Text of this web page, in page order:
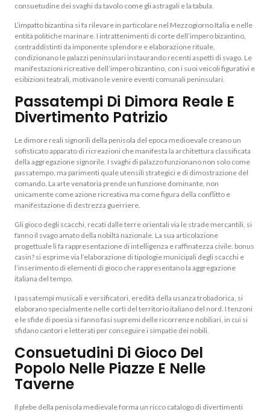
consuetudine dei svaghi da tavolo come gli astragali e la tabula.
L’impatto bizantina si fa rilevare in particolare nel Mezzogiorno Italia e nelle
entità politiche marinare. I intrattenimenti di corte dell’impero bizantino,
contraddistinti da imponente splendore e elaborazione rituale,
condizionano le palazzi peninsulari instaurando recenti aspetti di svago. Le
manifestazioni ricreative dell’impero bizantino, con i suoi veicoli figurativi e
esibizioni teatrali, motivano le venire eventi comunali peninsulari.
Passatempi Di Dimora Reale E
Divertimento Patrizio
Le dimore reali signorili della penisola del epoca medioevale creano un
sofisticato apparato di ricreazioni che manifesta la architettura classificata
della aggregazione signorile. I svaghi di palazzo funzionano non solo come
passatempo, ma parimenti quale utensili strategici e di dimostrazione del
comando. La arte venatoria prende un funzione dominante, non
unicamente come azione ricreativa ma come figura della conflitto e
manifestazione di destrezza guerriere.
Gli gioco degli scacchi, recati dalle terre orientali via le strade mercantili, si
fanno il svago amato della nobiltà nazionale. La sua articolazione
progettuale li fa rappresentazione di intelligenza e raffinatezza civile. bonus
casin? si esprime via l’elaborazione di tipologie municipali degli scacchi e
l’inserimento di elementi di gioco che rappresentano la aggregazione
italiana del tempo.
I passatempi musicali e versificatori, eredità della usanza trobadorica, si
elaborano specialmente nelle corti del territorio italiano del nord. I tenzoni
e le sfide di poesia si fanno fasi supremi delle ricorrenze nobiliari, in cui si
sfidano cantori e letterati per conseguire i simpatie dei nobili.
Consuetudini Di Gioco Del
Popolo Nelle Piazze E Nelle
Taverne
Il plebe della penisola medievale forma un ricco catalogo di divertimenti